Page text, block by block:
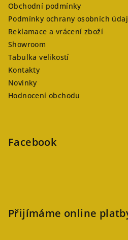
Obchodní podmínky
Podmínky ochrany osobních
Reklamace a vrácení zboží
Showroom
Tabulka velikostí
Kontakty
Novinky
Hodnocení obchodu
Facebook
Přijímáme online